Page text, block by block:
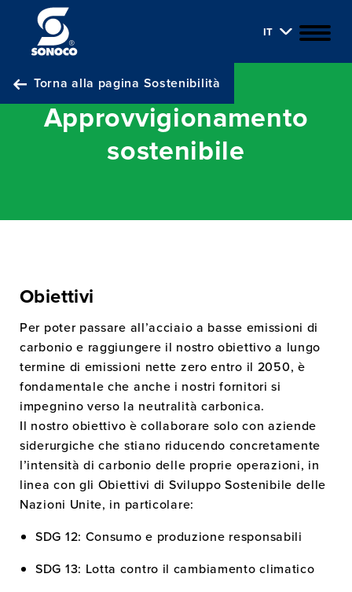
IT
Torna alla pagina Sostenibilità
Approvvigionamento
sostenibile
Obiettivi
Per poter passare all’acciaio a basse emissioni di
carbonio e raggiungere il nostro obiettivo a lungo
termine di emissioni nette zero entro il 2050, è
fondamentale che anche i nostri fornitori si
impegnino verso la neutralità carbonica.
Il nostro obiettivo è collaborare solo con aziende
siderurgiche che stiano riducendo concretamente
l’intensità di carbonio delle proprie operazioni, in
linea con gli Obiettivi di Sviluppo Sostenibile delle
Nazioni Unite, in particolare:
SDG 12: Consumo e produzione responsabili
SDG 13: Lotta contro il cambiamento climatico